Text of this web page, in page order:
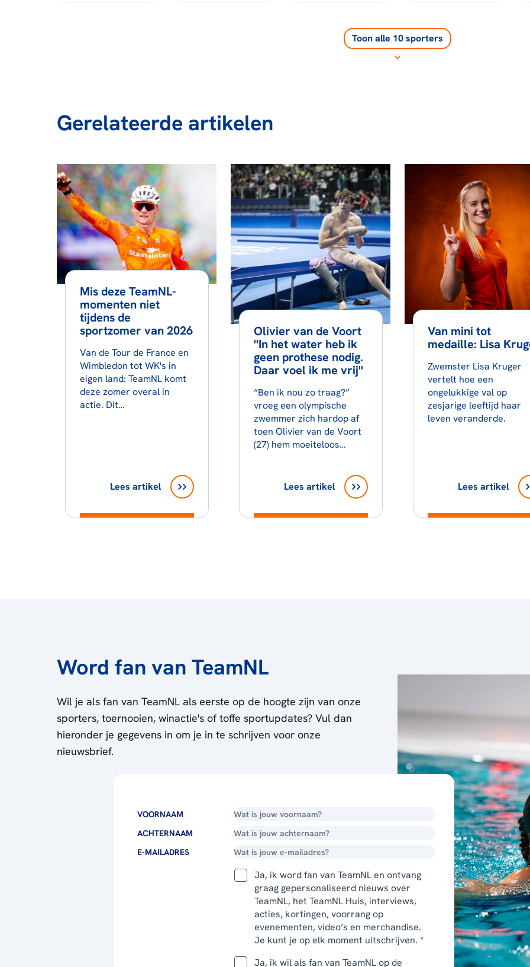
Toon alle 10 sporters
Gerelateerde artikelen
Mis deze TeamNL-
momenten niet
tijdens de
sportzomer van 2026
Van de Tour de France en
Wimbledon tot WK's in
eigen land: TeamNL komt
deze zomer overal in
actie. Dit…
Lees artikel
Olivier van de Voort
''In het water heb ik
geen prothese nodig.
Daar voel ik me vrij''
“Ben ik nou zo traag?”
vroeg een olympische
zwemmer zich hardop af
toen Olivier van de Voort
(27) hem moeiteloos…
Lees artikel
Van mini tot
medaille: Lisa
Zwemster Lisa Kruger
vertelt hoe een
ongelukkige val op
zesjarige leeftijd haar
leven veranderde.
Lees artikel
Word fan van TeamNL
Wil je als fan van TeamNL als eerste op de hoogte zijn van onze
sporters, toernooien, winactie's of toffe sportupdates? Vul dan
hieronder je gegevens in om je in te schrijven voor onze
nieuwsbrief.
VOORNAAM
ACHTERNAAM
E-MAILADRES
Ja, ik word fan van TeamNL en ontvang
graag gepersonaliseerd nieuws over
TeamNL, het TeamNL Huis, interviews,
acties, kortingen, voorrang op
evenementen, video’s en merchandise.
Je kunt je op elk moment uitschrijven. *
Ja, ik wil als fan van TeamNL op de